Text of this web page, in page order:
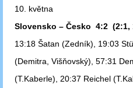
10. května
Slovensko – Česko 4:2 (2:1,
13:18 Šatan (Zedník), 19:03
(Demitra, Višňovský), 57:31
(T.Kaberle), 20:37 Reichel